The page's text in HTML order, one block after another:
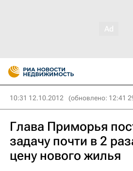
10:31 12.10.2012 (обновлено: 12:41
Глава Приморья
задачу почти в 2
цену нового жилья